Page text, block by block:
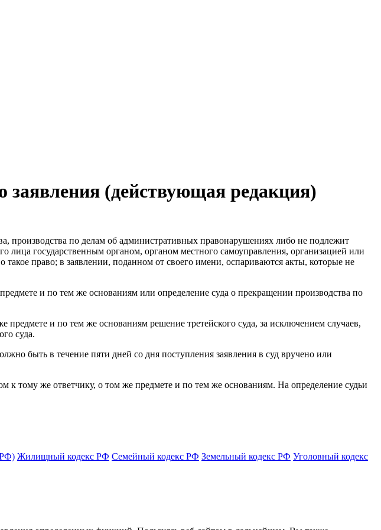
(действующая редакция)
производства по делам об административных правонарушениях либо не подлежит
лица государственным органом, органом местного самоуправления, организацией или
право; в заявлении, поданном от своего имени, оспариваются акты, которые не
и по тем же основаниям или определение суда о прекращении производства по
и по тем же основаниям решение третейского суда, за исключением случаев,
суда.
быть в течение пяти дней со дня поступления заявления в суд вручено или
к тому же ответчику, о том же предмете и по тем же основаниям. На определение судьи
Жилищный кодекс РФ Семейный кодекс РФ Земельный кодекс РФ Уголовный кодекс